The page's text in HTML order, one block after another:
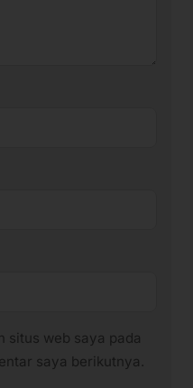
situs web saya pada
saya berikutnya.